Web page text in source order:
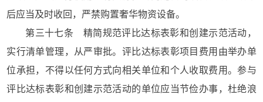
后应当及时收回，严禁购置奢华物资设备。
第三十七条 精简规范评比达标表彰和创建示范活动，
实行清单管理，从严审批。评比达标表彰项目费用由举办单
位承担，不得以任何方式向相关单位和个人收取费用。参与
评比达标表彰和创建示范活动的单位应当节俭办事，杜绝浪